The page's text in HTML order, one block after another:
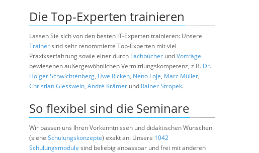
Die Top-Experten trainieren
Lassen Sie sich von den besten IT-Experten trainieren: Unsere
Trainersind sehr renommierte Top-Experten mit viel
Praxixserfahrung sowie einer durch Fachbücher undVorträge
bewiesenen außergewöhnlichen Vermittlungskompetenz, z.B. Dr.
Holger Schwichtenberg, Uwe Ricken, Neno Loje, Marc Müller,
Christian Giesswein, André Krämer und Rainer Stropek.
So flexibel sind die Seminare
Wir passen uns Ihren Vorkenntnissen und didaktischen Wünschen
(siehe Schulungskonzepte) exakt an: Unsere 1042
Schulungsmodule sind beliebig anpassbar und frei mit anderen